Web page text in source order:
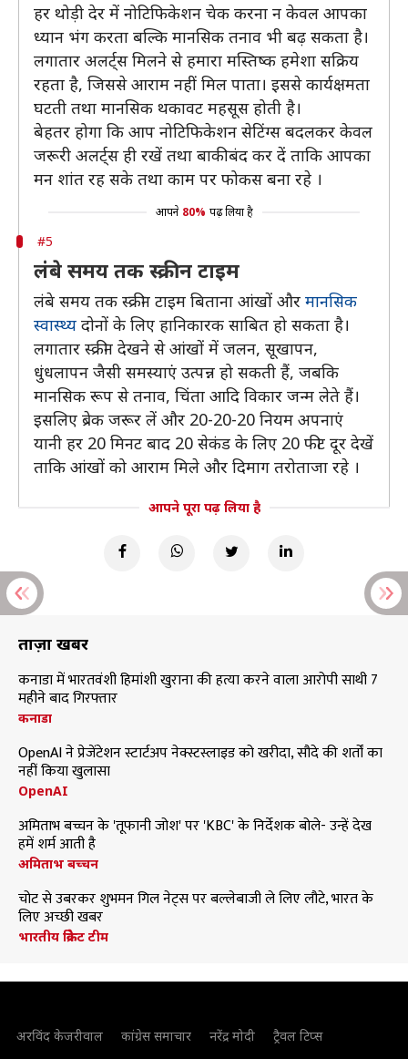
हर थोड़ी देर में नोटिफिकेशन चेक करना न केवल आपका
ध्यान भंग करता बल्कि मानसिक तनाव भी बढ़ सकता है।
लगातार अलर्ट्स मिलने से हमारा मस्तिष्क हमेशा सक्रिय
रहता है, जिससे आराम नहीं मिल पाता। इससे कार्यक्षमता
घटती तथा मानसिक थकावट महसूस होती है।
बेहतर होगा कि आप नोटिफिकेशन सेटिंग्स बदलकर केवल
जरूरी अलर्ट्स ही रखें तथा बाकी बंद कर दें ताकि आपका
मन शांत रह सके तथा काम पर फोकस बना रहे ।
आपने 80% पढ़ लिया है
#5
लंबे समय तक स्क्रीन टाइम
लंबे समय तक स्क्रीन टाइम बिताना आंखों और मानसिक
स्वास्थ्य दोनों के लिए हानिकारक साबित हो सकता है।
लगातार स्क्रीन देखने से आंखों में जलन, सूखापन,
धुंधलापन जैसी समस्याएं उत्पन्न हो सकती हैं, जबकि
मानसिक रूप से तनाव, चिंता आदि विकार जन्म लेते हैं।
इसलिए ब्रेक जरूर लें और 20-20-20 नियम अपनाएं
यानी हर 20 मिनट बाद 20 सेकंड के लिए 20 फीट दूर देखें
ताकि आंखों को आराम मिले और दिमाग तरोताजा रहे ।
आपने पूरा पढ़ लिया है
ताज़ा खबरें
कनाडा में भारतवंशी हिमांशी खुराना की हत्या करने वाला आरोपी साथी 7
महीने बाद गिरफ्तार
कनाडा
OpenAI ने प्रेजेंटेशन स्टार्टअप नेक्स्टस्लाइड को खरीदा, सौदे की शर्तों का
नहीं किया खुलासा
OpenAI
अमिताभ बच्चन के 'तूफानी जोश' पर 'KBC' के निर्देशक बोले- उन्हें देख
हमें शर्म आती है
अमिताभ बच्चन
चोट से उबरकर शुभमन गिल नेट्स पर बल्लेबाजी ले लिए लौटे, भारत के
लिए अच्छी खबर
भारतीय क्रिकेट टीम
अरविंद केजरीवाल कांग्रेस समाचार नरेंद्र मोदी ट्रैवल टिप्स